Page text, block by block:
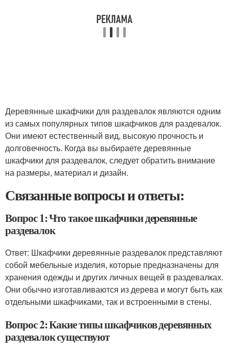
Деревянные шкафчики для раздевалок являются одним
из самых популярных типов шкафчиков для раздевалок.
Они имеют естественный вид, высокую прочность и
долговечность. Когда вы выбираете деревянные
шкафчики для раздевалок, следует обратить внимание
на размеры, материал и дизайн.
Связанные вопросы и ответы:
Вопрос 1: Что такое шкафчики деревянные
раздевалок
Ответ: Шкафчики деревянные раздевалок представляют
собой мебельные изделия, которые предназначены для
хранения одежды и других личных вещей в раздевалках.
Они обычно изготавливаются из дерева и могут быть как
отдельными шкафчиками, так и встроенными в стены.
Вопрос 2: Какие типы шкафчиков деревянных
раздевалок существуют